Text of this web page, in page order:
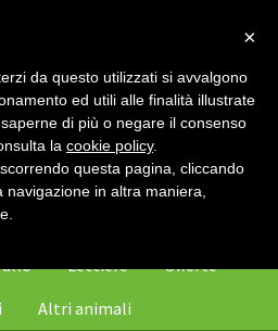
0
Lettiere
Offerte
Altri animali
×
da questo utilizzati si avvalgono
ed utili alle finalità illustrate
di più o negare il consenso
la cookie policy.
questa pagina, cliccando
in altra maniera,